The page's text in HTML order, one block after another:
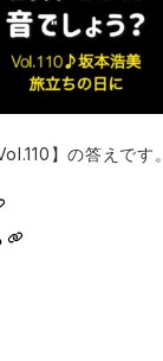
】の答えです。